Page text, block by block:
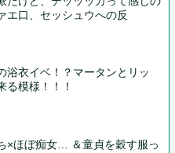
エ口、セッシュウへの反
浴衣イベ！？マータンとリッ
る模様！！！
×ほぼ痴女… ＆童貞を穀す服っ